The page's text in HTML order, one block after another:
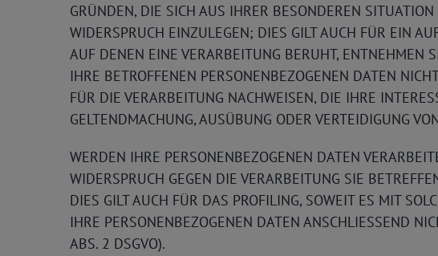
GRÜNDEN, DIE SICH AUS IHRER BESONDEREN
WIDERSPRUCH EINZULEGEN; DIES GILT AUCH FÜR EIN
AUF DENEN EINE VERARBEITUNG BERUHT, ENTNEHMEN
IHRE BETROFFENEN PERSONENBEZOGENEN DATEN
FÜR DIE VERARBEITUNG NACHWEISEN, DIE IHRE
GELTENDMACHUNG, AUSÜBUNG ODER VERTEIDIGUNG
WERDEN IHRE PERSONENBEZOGENEN DATEN
WIDERSPRUCH GEGEN DIE VERARBEITUNG SIE
DIES GILT AUCH FÜR DAS PROFILING, SOWEIT ES MIT
IHRE PERSONENBEZOGENEN DATEN ANSCHLIESSEND
ABS. 2 DSGVO).